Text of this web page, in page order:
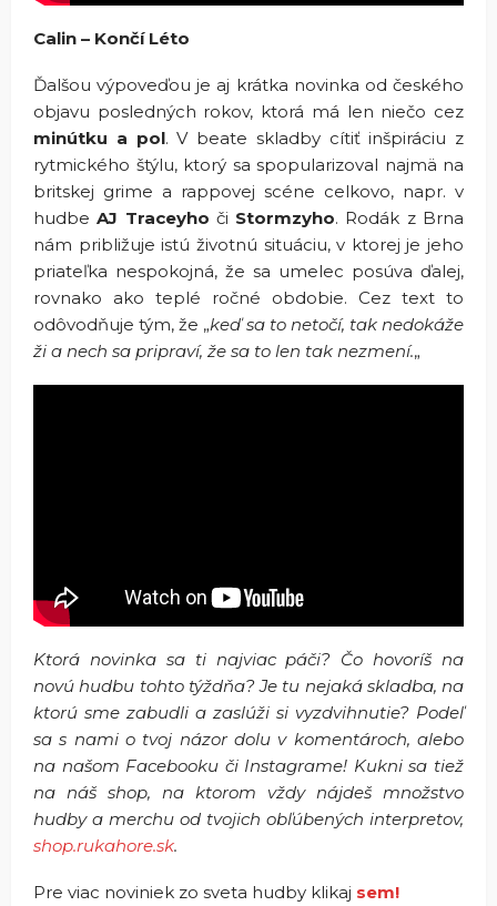
Calin – Končí Léto
Ďalšou výpoveďou je aj krátka novinka od českého
objavu posledných rokov, ktorá má len niečo cez
minútku a pol. V beate skladby cítiť inšpiráciu z
rytmického štýlu, ktorý sa spopularizoval najmä na
britskej grime a rappovej scéne celkovo, napr. v
hudbe AJ Traceyho či Stormzyho. Rodák z Brna
nám približuje istú životnú situáciu, v ktorej je jeho
priateľka nespokojná, že sa umelec posúva ďalej,
rovnako ako teplé ročné obdobie. Cez text to
odôvodňuje tým, že „keď sa to netočí, tak nedokáže
ži a nech sa pripraví, že sa to len tak nezmení.„
Ktorá novinka sa ti najviac páči? Čo hovoríš na
novú hudbu tohto týždňa? Je tu nejaká skladba, na
ktorú sme zabudli a zaslúži si vyzdvihnutie? Podeľ
sa s nami o tvoj názor dolu v komentároch, alebo
na našom Facebooku či Instagrame! Kukni sa tiež
na náš shop, na ktorom vždy nájdeš množstvo
hudby a merchu od tvojich obľúbených interpretov,
shop.rukahore.sk.
Pre viac noviniek zo sveta hudby klikaj sem!